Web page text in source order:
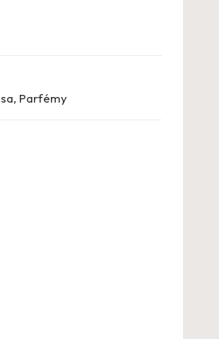
, Parfémy